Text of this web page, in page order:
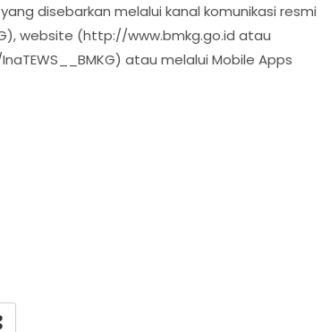
disebarkan melalui kanal komunikasi resmi
website (http://www.bmkg.go.id atau
atau melalui Mobile Apps